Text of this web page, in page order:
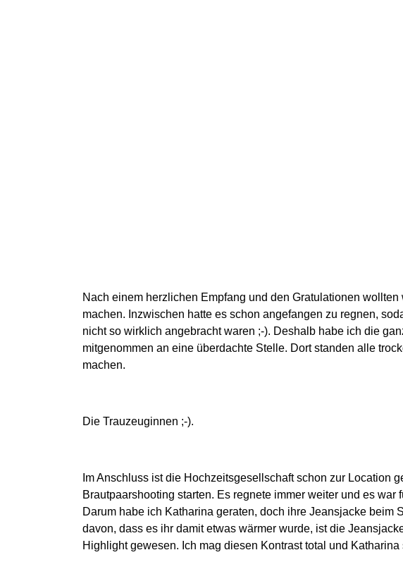
Nach einem herzlichen Empfang und den Gratulationen
machen. Inzwischen hatte es schon angefangen zu regnen,
nicht so wirklich angebracht waren ;-). Deshalb habe ich die
mitgenommen an eine überdachte Stelle. Dort standen alle
machen.
Die Trauzeuginnen ;-).
Im Anschluss ist die Hochzeitsgesellschaft schon zur Location
Brautpaarshooting starten. Es regnete immer weiter und es war
Darum habe ich Katharina geraten, doch ihre Jeansjacke beim
davon, dass es ihr damit etwas wärmer wurde, ist die
Highlight gewesen. Ich mag diesen Kontrast total und